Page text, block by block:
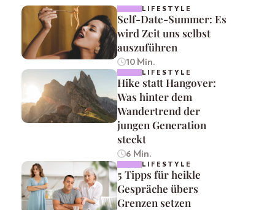
LIFESTYLE
Self-Date-Summer: Es
wird Zeit uns selbst
auszuführen
10 Min.
LIFESTYLE
Hike statt Hangover:
Was hinter dem
Wandertrend der
jungen Generation
steckt
6 Min.
LIFESTYLE
5 Tipps für heikle
Gespräche übers
Grenzen setzen